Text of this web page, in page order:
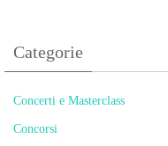
Categorie
Concerti e Masterclass
Concorsi